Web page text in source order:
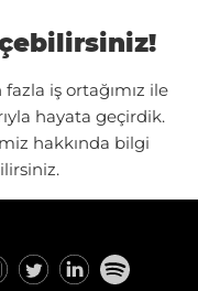
iş ortağımız ile
hayata geçirdik.
hakkında bilgi